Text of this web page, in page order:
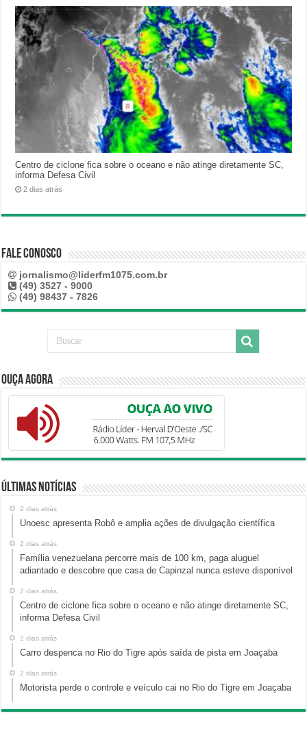
Centro de ciclone fica sobre o oceano e não atinge diretamente SC,
informa Defesa Civil
2 dias atrás
Fale Conosco
jornalismo@liderfm1075.com.br
(49) 3527 - 9000
(49) 98437 - 7826
Ouça Agora
Últimas Notícias
2 dias atrás
Unoesc apresenta Robô e amplia ações de divulgação científica
2 dias atrás
Família venezuelana percorre mais de 100 km, paga aluguel
adiantado e descobre que casa de Capinzal nunca esteve disponível
2 dias atrás
Centro de ciclone fica sobre o oceano e não atinge diretamente SC,
informa Defesa Civil
2 dias atrás
Carro despenca no Rio do Tigre após saída de pista em Joaçaba
2 dias atrás
Motorista perde o controle e veículo cai no Rio do Tigre em Joaçaba